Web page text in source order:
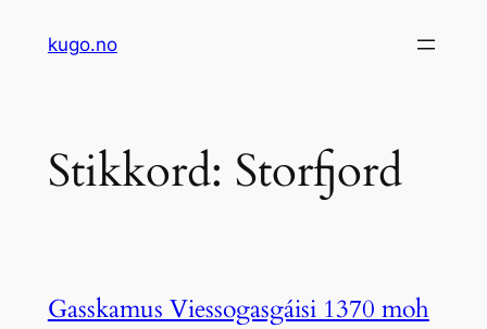
kugo.no
Stikkord: Storfjord
Gasskamus Viessogasgáisi 1370 moh